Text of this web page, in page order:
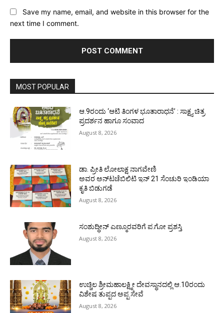
Save my name, email, and website in this browser for the
next time I comment.
MOST POPULAR
ಆ.9ರಂದು ‘ಆಟಿ ತಿಂಗಳ ಭೂತಾರಾಧನೆ’ : ಸಾಕ್ಷ್ಯ ಚಿತ್ರ
ಪ್ರದರ್ಶನ ಹಾಗೂ ಸಂವಾದ
August 8, 2026
ಡಾ. ಪ್ರೀತಿ ಲೋಲಾಕ್ಷ ನಾಗವೇಣಿ
ಅವರ ಅನ್‌ಟಚೆಬಿಲಿಟಿ ಇನ್ 21 ಸೆಂಚುರಿ ಇಂಡಿಯಾ
ಕೃತಿ ಬಿಡುಗಡೆ
August 8, 2026
ಸಂಶುದ್ಧೀನ್ ಎಣ್ಮೂರವರಿಗೆ ಪ.ಗೋ ಪ್ರಶಸ್ತಿ
August 8, 2026
ಉಚ್ಚಿಲ ಶ್ರೀಮಹಾಲಕ್ಷ್ಮೀ ದೇವಸ್ಥಾನದಲ್ಲಿ ಆ.10ರಂದು
ವಿಶೇಷ ತುಪ್ಪದ ಅಪ್ಪ ಸೇವೆ
August 8, 2026